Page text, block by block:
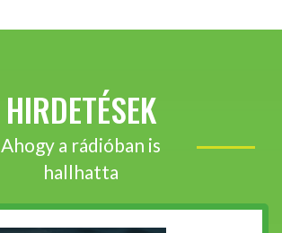
HIRDETÉSEK
Ahogy a rádióban is
hallhatta